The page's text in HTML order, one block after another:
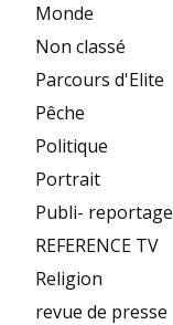
Monde
Non classé
Parcours d'Elite
Pêche
Politique
Portrait
Publi- reportage
REFERENCE TV
Religion
revue de presse